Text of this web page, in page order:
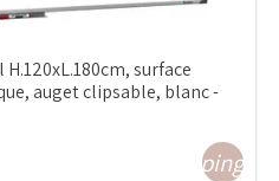
surface
auget clipsable, blanc -